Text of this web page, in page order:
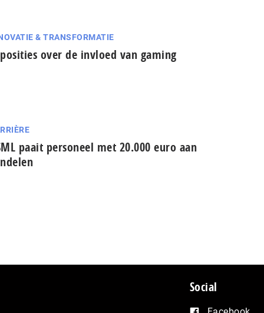
& TRANSFORMATIE
over de invloed van gaming
paait personeel met 20.000 euro aan
Social